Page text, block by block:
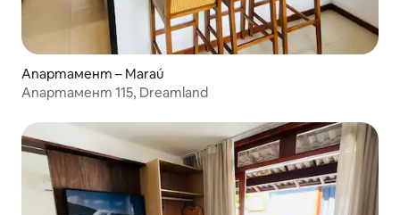
Апартамент – Maraú
Апартамент 115, Dreamland